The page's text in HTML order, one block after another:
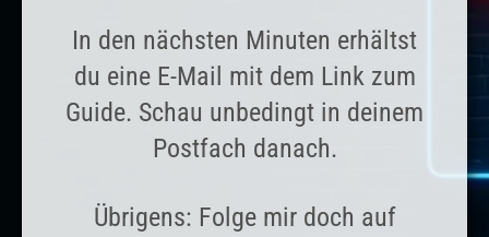
In den nächsten Minuten erhältst
du eine E-Mail mit dem Link zum
Guide. Schau unbedingt in deinem
Postfach danach.
Übrigens: Folge mir doch auf